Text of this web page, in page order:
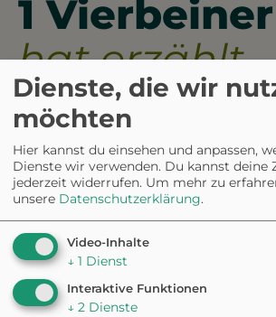
1 Vierbeiner
hat erzählt.
4.0
5
4
2
aus 1 Bewertungen
Dienste, die wir
möchten
Hier kannst du einsehen und anpassen,
Dienste wir verwenden. Du kannst deine
jederzeit widerrufen. Um mehr zu
unsere Datenschutzerklärung.
Video-Inhalte
↓ 1 Dienst
Interaktive Funktionen
↓ 2 Dienste